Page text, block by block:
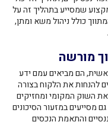
שמסייע בתהליך זה על
כולל ניהול משא ומתן,
מורשה
הם מביאים עמם ידע
להנחות את הלקוח בצורה
את השוק המקומי ומחזיקים
מסייעים במזעור הסיכונים
והתאמת הנכסים